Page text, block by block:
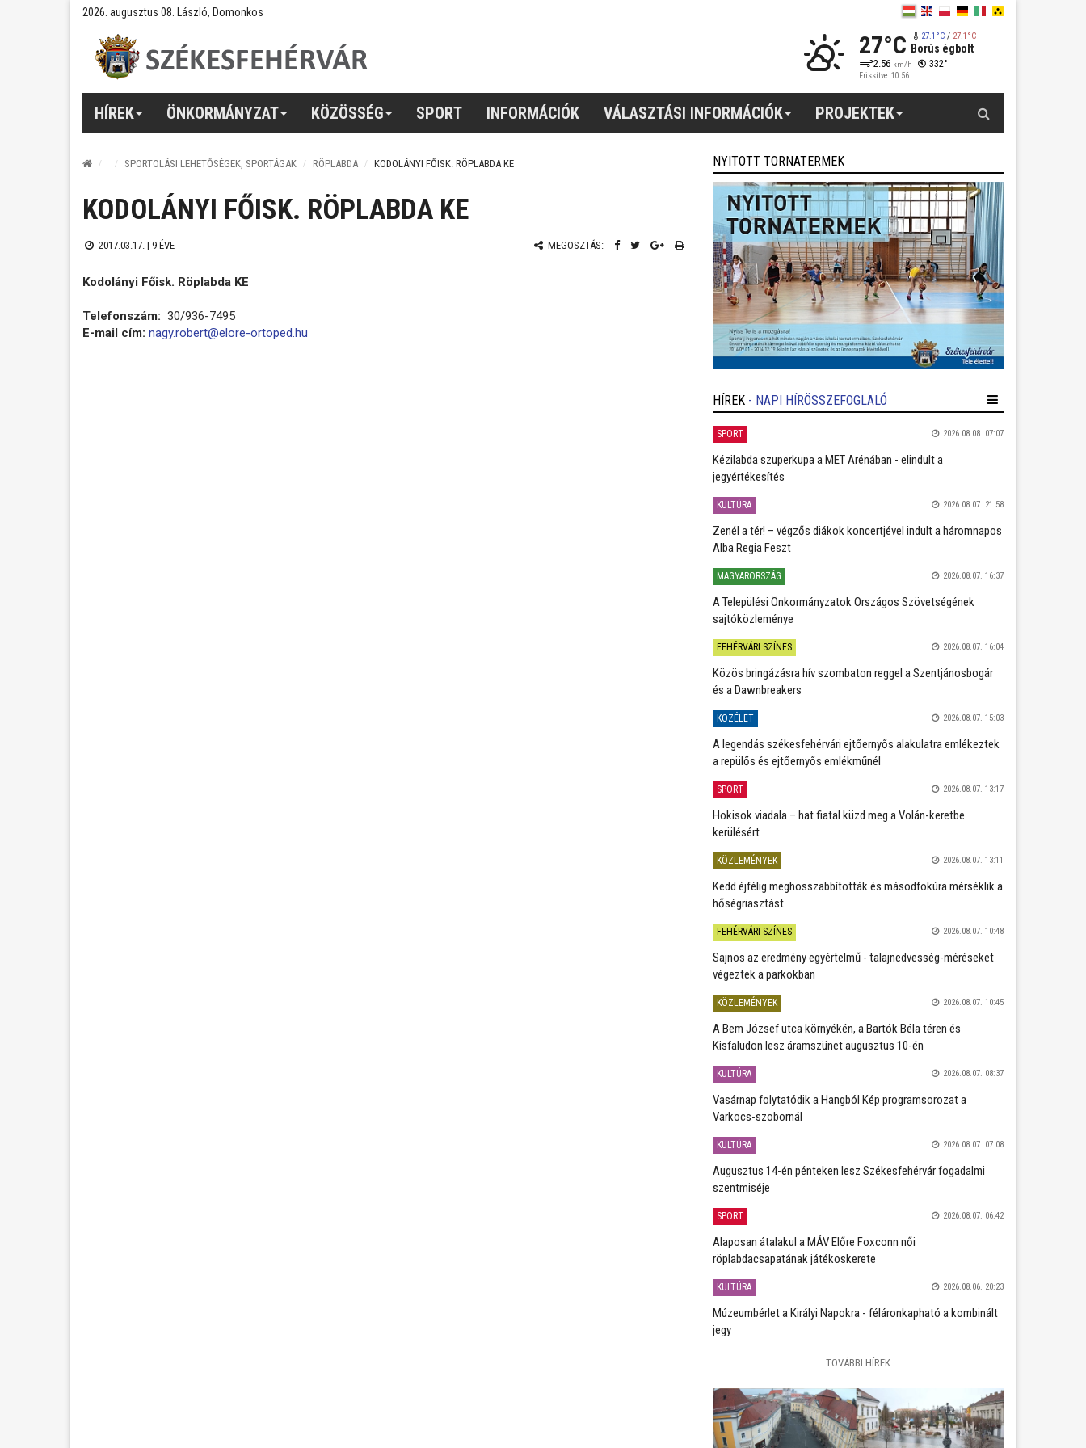
2026. augusztus 08. László, Domonkos
27°C 27.1°C/ 27.1°C
Borús égbolt
2.56 km/h 332°
Frissítve: 10:56
HÍREK ÖNKORMÁNYZAT KÖZÖSSÉG SPORT INFORMÁCIÓK VÁLASZTÁSI INFORMÁCIÓK PROJEKTEK
SPORTOLÁSI LEHETŐSÉGEK, SPORTÁGAK RÖPLABDA KODOLÁNYI FŐISK. RÖPLABDA KE
KODOLÁNYI FŐISK. RÖPLABDA KE
2017.03.17. | 9 ÉVE MEGOSZTÁS:
Kodolányi Főisk. Röplabda KE
Telefonszám: 30/936-7495
E-mail cím: nagy.robert@elore-ortoped.hu
NYITOTT TORNATERMEK
HÍREK - NAPI HÍRÖSSZEFOGLALÓ
SPORT 2026.08.08. 07:07
Kézilabda szuperkupa a MET Arénában - elindult a
jegyértékesítés
KULTÚRA 2026.08.07. 21:58
Zenél a tér! – végzős diákok koncertjével indult a háromnapos
Alba Regia Feszt
MAGYARORSZÁG 2026.08.07. 16:37
A Települési Önkormányzatok Országos Szövetségének
sajtóközleménye
FEHÉRVÁRI SZÍNES 2026.08.07. 16:04
Közös bringázásra hív szombaton reggel a Szentjánosbogár
és a Dawnbreakers
KÖZÉLET 2026.08.07. 15:03
A legendás székesfehérvári ejtőernyős alakulatra emlékeztek
a repülős és ejtőernyős emlékműnél
SPORT 2026.08.07. 13:17
Hokisok viadala – hat fiatal küzd meg a Volán-keretbe
kerülésért
KÖZLEMÉNYEK 2026.08.07. 13:11
Kedd éjfélig meghosszabbították és másodfokúra mérséklik a
hőségriasztást
FEHÉRVÁRI SZÍNES 2026.08.07. 10:48
Sajnos az eredmény egyértelmű - talajnedvesség-méréseket
végeztek a parkokban
KÖZLEMÉNYEK 2026.08.07. 10:45
A Bem József utca környékén, a Bartók Béla téren és
Kisfaludon lesz áramszünet augusztus 10-én
KULTÚRA 2026.08.07. 08:37
Vasárnap folytatódik a Hangból Kép programsorozat a
Varkocs-szobornál
KULTÚRA 2026.08.07. 07:08
Augusztus 14-én pénteken lesz Székesfehérvár fogadalmi
szentmiséje
SPORT 2026.08.07. 06:42
Alaposan átalakul a MÁV Előre Foxconn női
röplabdacsapatának játékoskerete
KULTÚRA 2026.08.06. 20:23
Múzeumbérlet a Királyi Napokra - féláronkapható a kombinált
jegy
TOVÁBBI HÍREK